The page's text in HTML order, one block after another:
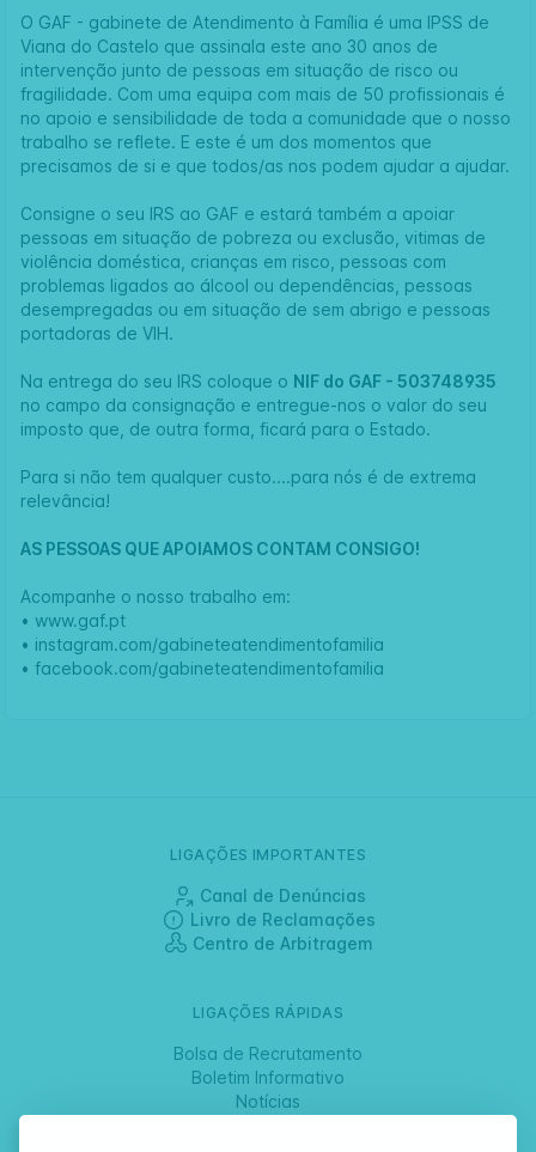
O GAF - gabinete de Atendimento à Família é uma IPSS de
Viana do Castelo que assinala este ano 30 anos de
intervenção junto de pessoas em situação de risco ou
fragilidade. Com uma equipa com mais de 50 profissionais é
no apoio e sensibilidade de toda a comunidade que o nosso
trabalho se reflete. E este é um dos momentos que
precisamos de si e que todos/as nos podem ajudar a ajudar.
Consigne o seu IRS ao GAF e estará também a apoiar
pessoas em situação de pobreza ou exclusão, vitimas de
violência doméstica, crianças em risco, pessoas com
problemas ligados ao álcool ou dependências, pessoas
desempregadas ou em situação de sem abrigo e pessoas
portadoras de VIH.
Na entrega do seu IRS coloque o NIF do GAF - 503748935
no campo da consignação e entregue-nos o valor do seu
imposto que, de outra forma, ficará para o Estado.
Para si não tem qualquer custo....para nós é de extrema
relevância!
AS PESSOAS QUE APOIAMOS CONTAM CONSIGO!
Acompanhe o nosso trabalho em:
• www.gaf.pt
• instagram.com/gabineteatendimentofamilia
• facebook.com/gabineteatendimentofamilia
LIGAÇÕES IMPORTANTES
Canal de Denúncias
Livro de Reclamações
Centro de Arbitragem
LIGAÇÕES RÁPIDAS
Bolsa de Recrutamento
Boletim Informativo
Notícias